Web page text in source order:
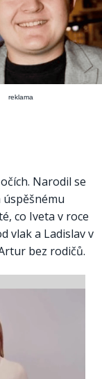
reklama
Narodil se
co Iveta v roce
vlak a Ladislav v
bez rodičů.